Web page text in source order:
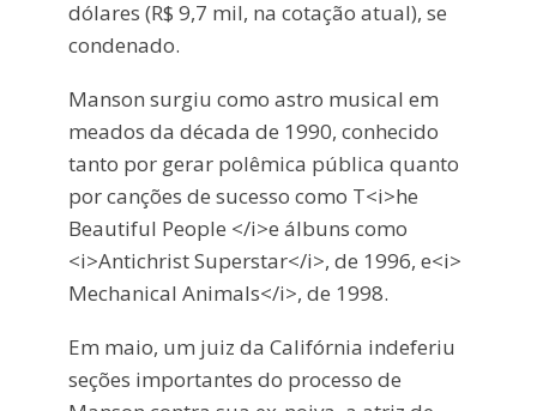
dólares (R$ 9,7 mil, na cotação atual), se
condenado.
Manson surgiu como astro musical em
meados da década de 1990, conhecido
tanto por gerar polêmica pública quanto
por canções de sucesso como T<i>he
Beautiful People </i>e álbuns como
<i>Antichrist Superstar</i>, de 1996, e<i>
Mechanical Animals</i>, de 1998.
Em maio, um juiz da Califórnia indeferiu
seções importantes do processo de